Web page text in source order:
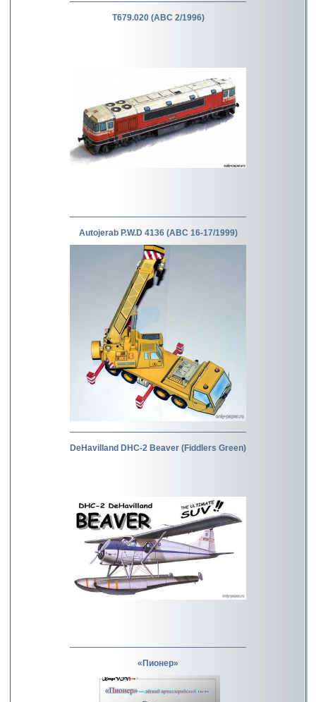
T679.020 (ABC 2/1996)
Autojerab P.W.D 4136 (ABC 16-17/1999)
DeHavilland DHC-2 Beaver (Fiddlers Green)
«Пионер»